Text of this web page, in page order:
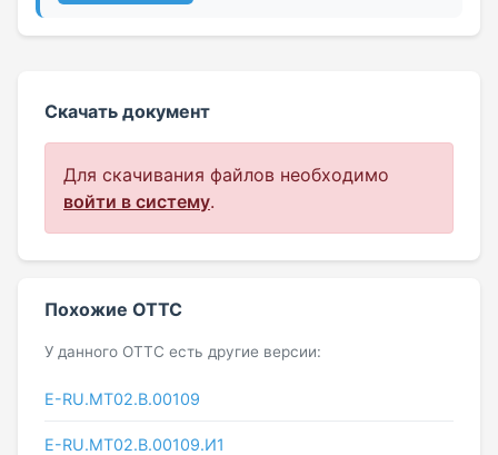
Скачать документ
Для скачивания файлов необходимо
войти в систему.
Похожие ОТТС
У данного ОТТС есть другие версии:
E-RU.MT02.B.00109
E-RU.MT02.B.00109.И1